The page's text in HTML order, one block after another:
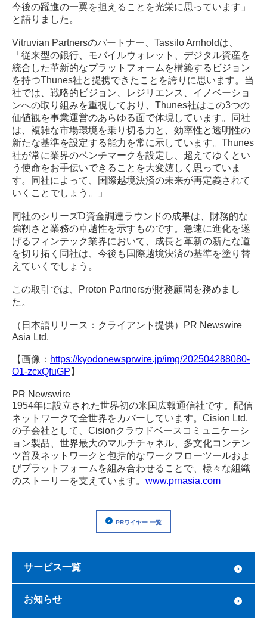
今後の躍進の一翼を担えることを光栄に思っています」
と語りました。
Vitruvian Partnersのパートナー、Tassilo Arnholdは、
「従来型の銀行、モバイルウォレット、デジタル資産を
統合した革新的なプラットフォームを構築するビジョン
を持つThunes社と提携できたことを誇りに思います。当
社では、戦略的ビジョン、レジリエンス、イノベーショ
ンへの取り組みを重視しており、Thunes社はこの3つの
価値観を事業運営のあらゆる面で体現しています。同社
は、複雑な市場環境を乗り切る力と、効率性と透明性の
新たな基準を設定する能力を常に示しています。Thunes
社が常に業界のベンチマークを設定し、超えてゆくとい
う使命をお手伝いできることを大変嬉しく思っていま
す。同社によって、国際越境決済の未来が再定義されて
いくことでしょう。」
同社のシリーズD資金調達ラウンドの成果は、財務的な
強靭さと業務の卓越性を示すものです。急速に進化を遂
げるフィンテック業界において、成長と革新の新たな道
を切り拓く同社は、今後も国際越境決済の基準を塗り替
えていくでしょう。
この取引では、Proton Partnersが財務顧問を務めまし
た。
（日本語リリース：クライアント提供）PR Newswire
Asia Ltd.
【画像： https://kyodonewsprwire.jp/img/202504288080-
O1-zcxQfuGP 】
PR Newswire
1954年に設立された世界初の米国広報通信社です。配信
ネットワークで全世界をカバーしています。Cision Ltd.
の子会社として、Cisionクラウドベースコミュニケーシ
ョン製品、世界最大のマルチチャネル、多文化コンテン
ツ普及ネットワークと包括的なワークフローツールおよ
びプラットフォームを組み合わせることで、様々な組織
のストーリーを支えています。 www.prnasia.com
PRワイヤー 一覧
サービス一覧
お知らせ